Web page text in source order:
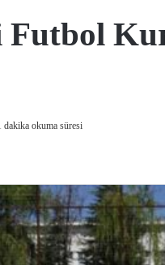
Futbol
dakika okuma süresi